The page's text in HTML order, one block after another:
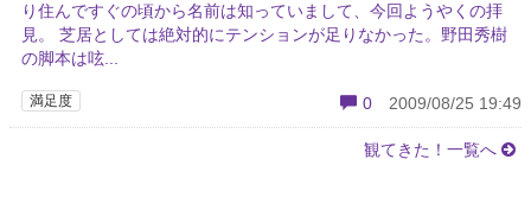
り住んですぐの頃から名前は知っていまして、今回ようやくの拝
見。 芝居としては絶対的にテンションが足りなかった。野田秀樹
の脚本は呟...
満足度 0 2009/08/25 19:49
観てきた！一覧へ